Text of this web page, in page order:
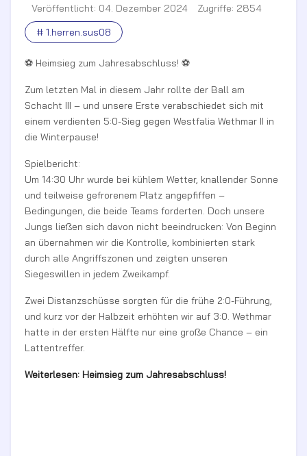
Veröffentlicht: 04. Dezember 2024
Zugriffe: 2854
# 1.herren.sus08
⚽ Heimsieg zum Jahresabschluss! ⚽
Zum letzten Mal in diesem Jahr rollte der Ball am
Schacht III – und unsere Erste verabschiedet sich mit
einem verdienten 5:0-Sieg gegen Westfalia Wethmar II in
die Winterpause!
Spielbericht:
Um 14:30 Uhr wurde bei kühlem Wetter, knallender Sonne
und teilweise gefrorenem Platz angepfiffen –
Bedingungen, die beide Teams forderten. Doch unsere
Jungs ließen sich davon nicht beeindrucken: Von Beginn
an übernahmen wir die Kontrolle, kombinierten stark
durch alle Angriffszonen und zeigten unseren
Siegeswillen in jedem Zweikampf.
Zwei Distanzschüsse sorgten für die frühe 2:0-Führung,
und kurz vor der Halbzeit erhöhten wir auf 3:0. Wethmar
hatte in der ersten Hälfte nur eine große Chance – ein
Lattentreffer.
Weiterlesen: Heimsieg zum Jahresabschluss!